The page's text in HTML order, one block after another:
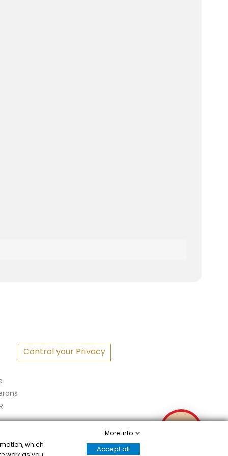
Control your Privacy
which
More info
Accept all